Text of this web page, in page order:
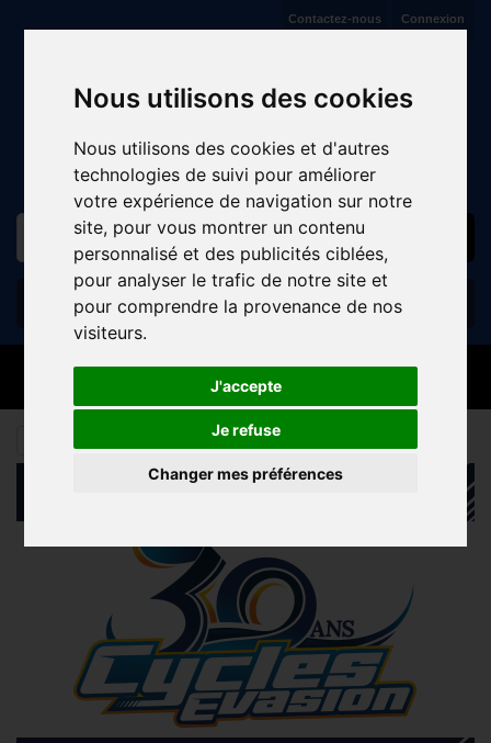
Nous utilisons des cookies
Nous utilisons des cookies et d'autres
technologies de suivi pour améliorer
votre expérience de navigation sur notre
site, pour vous montrer un contenu
personnalisé et des publicités ciblées,
pour analyser le trafic de notre site et
pour comprendre la provenance de nos
visiteurs.
J'accepte
Je refuse
Changer mes préférences
Connexion
Contactez-nous
Panier (vide)
MENU